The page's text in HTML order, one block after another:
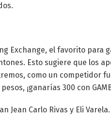
Exchange, el favorito
Esto sugiere que los
como un competidor
¡ganarías 300 con
Jean Carlo Rivas y Eli Varela.